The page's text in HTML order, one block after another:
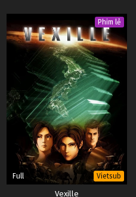
Phim lẻ
Full Vietsub
Vexille